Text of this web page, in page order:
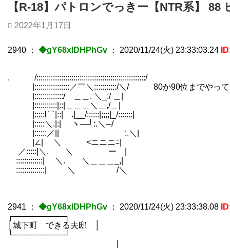
【R-18】パトロンでっきー【NTR系】 88
2022年1月17日
2940 ： ◆gY68xIDHPhGv ： 2020/11/24(火) 23:33:03.24
. /:::::::::::::::::::::::::::::::::::::::::::::::::::::/
|:::::::::::::::::／￣＼:::::::::::/＼/ 80か90位までやって
|::::::::::::::/ ＿＿. ＼_:/ ＿|
|:::::::::::|::|＿＿＿＼＿,/＿|
|:::::l⌒|::| .|__/::::::|;;;;|_/:::::::|
|:::::＼.|:| ヽ‐─┘:.＼─/
|::::::／|| :.＼|
|∠| ＼ <ニニニﾆ|
／:::::|＼. ＼ ー |
:::::::::::::| ＼. ＼＿＿＿_,|
::::::::::::::| ＼ /＼
2941 ： ◆gY68xIDHPhGv ： 2020/11/24(火) 23:33:38.08
┌─────────┐
│城下町 できる夫邸 │
└─────────┘